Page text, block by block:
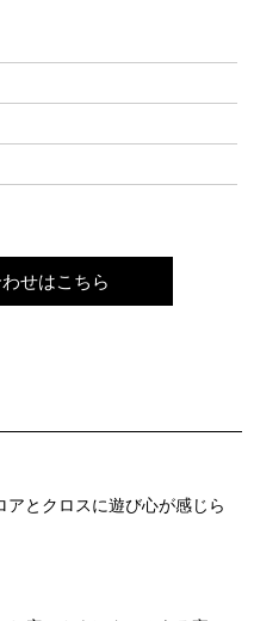
せはこちら
アとクロスに遊び心が感じら